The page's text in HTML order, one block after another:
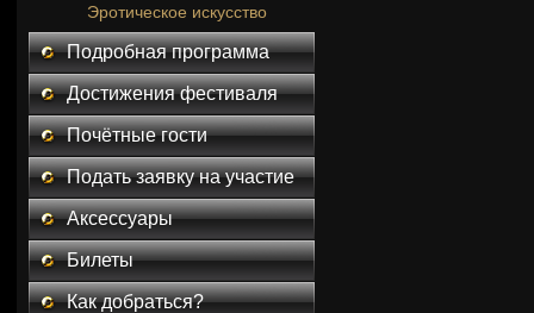
Эротическое искусство
Подробная программа
Достижения фестиваля
Почётные гости
Подать заявку на участие
Аксессуары
Билеты
Как добраться?